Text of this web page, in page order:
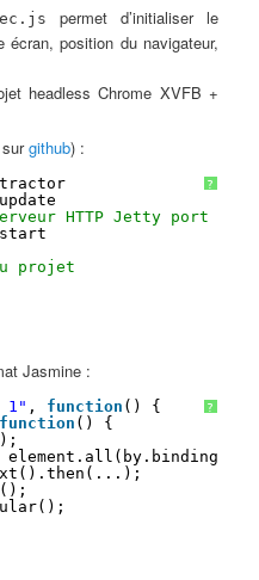
permet d’initialiser le
position du navigateur,
headless Chrome XVFB +
surgithub) :
?
HTTP Jetty port 4444
start
projet
Jasmine :
?
1" , function () {
function () {
);